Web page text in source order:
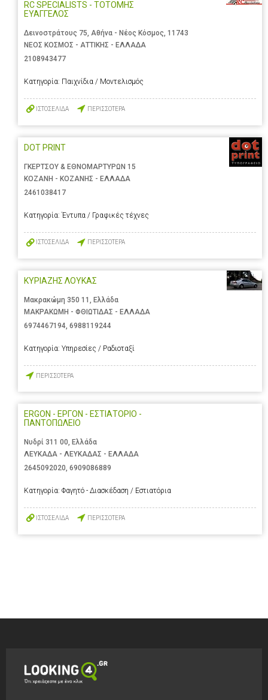
RC SPECIALISTS - ΤΟΤΟΜΗΣ
ΕΥΑΓΓΕΛΟΣ
Δεινοστράτους 75, Αθήνα - Νέος Κόσμος, 11743
ΝΕΟΣ ΚΟΣΜΟΣ - ΑΤΤΙΚΗΣ - ΕΛΛΑΔΑ
2108943477
Κατηγορία: Παιχνίδια / Μοντελισμός
ΙΣΤΟΣΕΛΙΔΑ ΠΕΡΙΣΣΟΤΕΡΑ
DOT PRINT
ΓΚΕΡΤΣΟΥ & ΕΘΝΟΜΑΡΤΥΡΩΝ 15
ΚΟΖΑΝΗ - ΚΟΖΑΝΗΣ - ΕΛΛΑΔΑ
2461038417
Κατηγορία: Έντυπα / Γραφικές τέχνες
ΙΣΤΟΣΕΛΙΔΑ ΠΕΡΙΣΣΟΤΕΡΑ
ΚΥΡΙΑΖΗΣ ΛΟΥΚΑΣ
Μακρακώμη 350 11, Ελλάδα
ΜΑΚΡΑΚΩΜΗ - ΦΘΙΩΤΙΔΑΣ - ΕΛΛΑΔΑ
6974467194, 6988119244
Κατηγορία: Υπηρεσίες / Ραδιοταξί
ΠΕΡΙΣΣΟΤΕΡΑ
ERGON - ΕΡΓΟΝ - ΕΣΤΙΑΤΟΡΙΟ -
ΠΑΝΤΟΠΩΛΕΙΟ
Νυδρί 311 00, Ελλάδα
ΛΕΥΚΑΔΑ - ΛΕΥΚΑΔΑΣ - ΕΛΛΑΔΑ
2645092020, 6909086889
Κατηγορία: Φαγητό - Διασκέδαση / Εστιατόρια
ΙΣΤΟΣΕΛΙΔΑ ΠΕΡΙΣΣΟΤΕΡΑ